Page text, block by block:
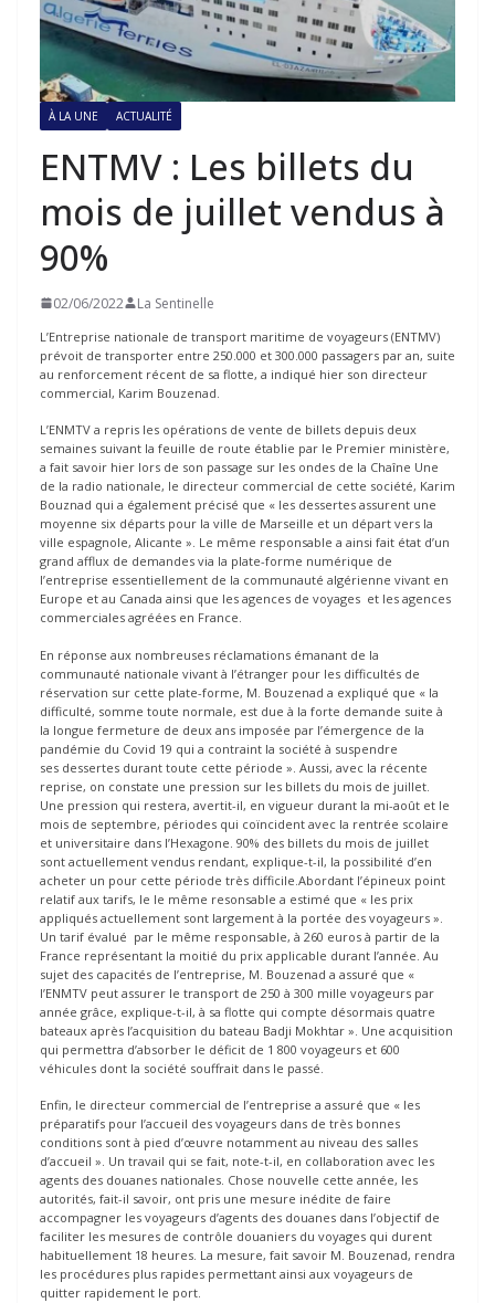
À LA UNE ACTUALITÉ
ENTMV : Les billets du
mois de juillet vendus à
90%
02/06/2022 La Sentinelle
L’Entreprise nationale de transport maritime de voyageurs (ENTMV)
prévoit de transporter entre 250.000 et 300.000 passagers par an, suite
au renforcement récent de sa flotte, a indiqué hier son directeur
commercial, Karim Bouzenad.
L’ENMTV a repris les opérations de vente de billets depuis deux
semaines suivant la feuille de route établie par le Premier ministère,
a fait savoir hier lors de son passage sur les ondes de la Chaîne Une
de la radio nationale, le directeur commercial de cette société, Karim
Bouznad qui a également précisé que « les dessertes assurent une
moyenne six départs pour la ville de Marseille et un départ vers la
ville espagnole, Alicante ». Le même responsable a ainsi fait état d’un
grand afflux de demandes via la plate-forme numérique de
l’entreprise essentiellement de la communauté algérienne vivant en
Europe et au Canada ainsi que les agences de voyages et les agences
commerciales agréées en France.
En réponse aux nombreuses réclamations émanant de la
communauté nationale vivant à l’étranger pour les difficultés de
réservation sur cette plate-forme, M. Bouzenad a expliqué que « la
difficulté, somme toute normale, est due à la forte demande suite à
la longue fermeture de deux ans imposée par l’émergence de la
pandémie du Covid 19 qui a contraint la société à suspendre
ses dessertes durant toute cette période ». Aussi, avec la récente
reprise, on constate une pression sur les billets du mois de juillet.
Une pression qui restera, avertit-il, en vigueur durant la mi-août et le
mois de septembre, périodes qui coïncident avec la rentrée scolaire
et universitaire dans l’Hexagone. 90% des billets du mois de juillet
sont actuellement vendus rendant, explique-t-il, la possibilité d’en
acheter un pour cette période très difficile.Abordant l’épineux point
relatif aux tarifs, le le même resonsable a estimé que « les prix
appliqués actuellement sont largement à la portée des voyageurs ».
Un tarif évalué par le même responsable, à 260 euros à partir de la
France représentant la moitié du prix applicable durant l’année. Au
sujet des capacités de l’entreprise, M. Bouzenad a assuré que «
l’ENMTV peut assurer le transport de 250 à 300 mille voyageurs par
année grâce, explique-t-il, à sa flotte qui compte désormais quatre
bateaux après l’acquisition du bateau Badji Mokhtar ». Une acquisition
qui permettra d’absorber le déficit de 1 800 voyageurs et 600
véhicules dont la société souffrait dans le passé.
Enfin, le directeur commercial de l’entreprise a assuré que « les
préparatifs pour l’accueil des voyageurs dans de très bonnes
conditions sont à pied d’œuvre notamment au niveau des salles
d’accueil ». Un travail qui se fait, note-t-il, en collaboration avec les
agents des douanes nationales. Chose nouvelle cette année, les
autorités, fait-il savoir, ont pris une mesure inédite de faire
accompagner les voyageurs d’agents des douanes dans l’objectif de
faciliter les mesures de contrôle douaniers du voyages qui durent
habituellement 18 heures. La mesure, fait savoir M. Bouzenad, rendra
les procédures plus rapides permettant ainsi aux voyageurs de
quitter rapidement le port.